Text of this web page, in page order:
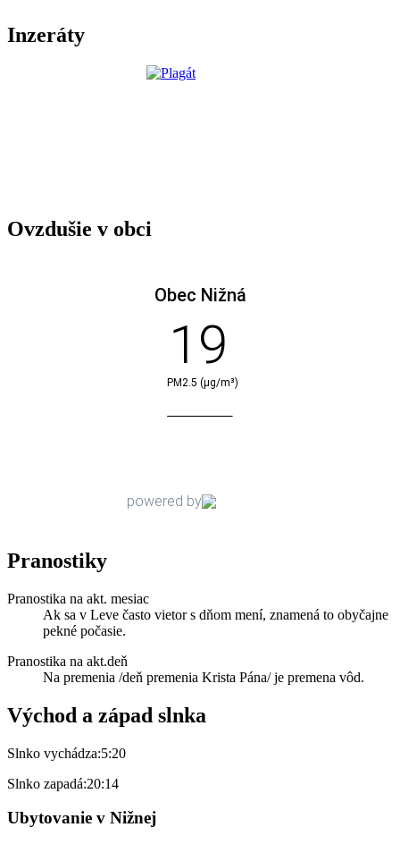
Inzeráty
Ovzdušie v obci
Pranostiky
Pranostika na akt. mesiac
Ak sa v Leve často vietor s dňom mení, znamená to obyčajne
pekné počasie.
Pranostika na akt.deň
Na premenia /deň premenia Krista Pána/ je premena vôd.
Východ a západ slnka
Slnko vychádza:5:20
Slnko zapadá:20:14
Ubytovanie v Nižnej